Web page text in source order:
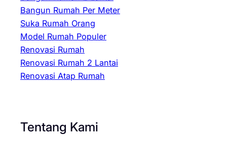
Bangun Rumah Per Meter
Suka Rumah Orang
Model Rumah Populer
Renovasi Rumah
Renovasi Rumah 2 Lantai
Renovasi Atap Rumah
Tentang Kami